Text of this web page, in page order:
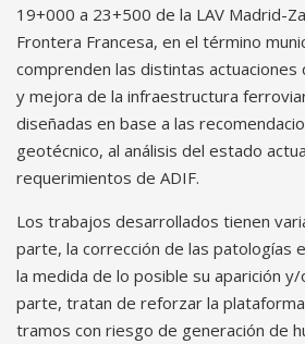
19+000 a 23+500 de la LAV Madrid-
Frontera Francesa, en el término
comprenden las distintas actuaciones
y mejora de la infraestructura
diseñadas en base a las
geotécnico, al análisis del estado
requerimientos de ADIF.
Los trabajos desarrollados tienen
parte, la corrección de las patologías
la medida de lo posible su aparición
parte, tratan de reforzar la
tramos con riesgo de generación de